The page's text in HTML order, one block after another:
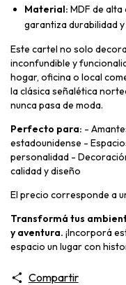
Material: MDF de
garantiza durabilidad
Este cartel no solo
inconfundible y
hogar, oficina o local
la clásica señalética
nunca pasa de moda.
Perfecto para: -
estadounidense -
personalidad -
calidad y diseño
El precio corresponde a
Transformá tus
y aventura. ¡Incorporá
espacio un lugar con
Compartir